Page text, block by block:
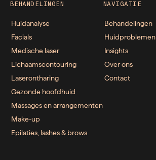
BEHANDELINGEN
Huidanalyse
Facials
Medische laser
Lichaamscontouring
Laserontharing
Gezonde hoofdhuid
Massages en arrangementen
Make-up
Epilaties, lashes & brows
NAVIGATIE
Behandelingen
Huidproblemen
Insights
Over ons
Contact